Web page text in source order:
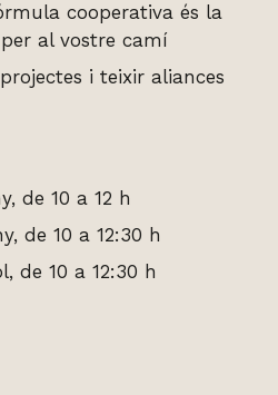
cooperativa és la
al vostre camí
i teixir aliances
de 10 a 12 h
de 10 a 12:30 h
de 10 a 12:30 h